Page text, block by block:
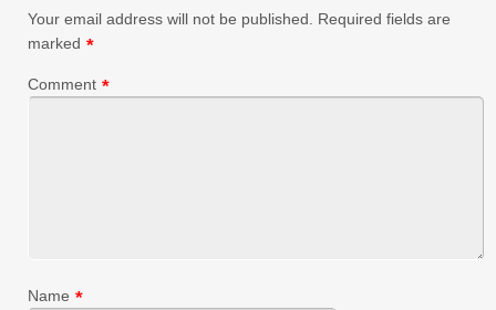
Your email address will not be published.
Required fields are
marked *
Comment *
Name *